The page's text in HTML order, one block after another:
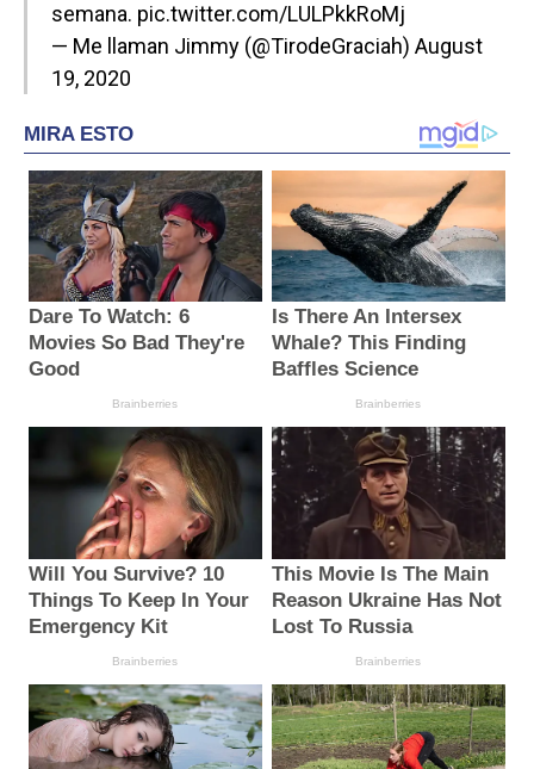
semana. pic.twitter.com/LULPkkRoMj
— Me llaman Jimmy (@TirodeGraciah) August
19, 2020